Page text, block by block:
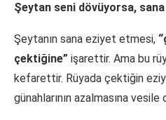
Şeytan seni dövüyorsa,
Şeytanın sana eziyet etmesi,
çektiğine” işarettir. Ama bu
kefarettir. Rüyada çektiğin
günahlarının azalmasına vesile